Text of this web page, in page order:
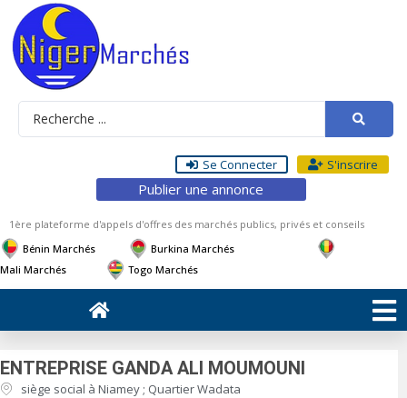
Se Connecter S'inscrire
Publier une annonce
1ère plateforme d'appels d'offres des marchés publics, privés et conseils
Bénin Marchés
Burkina Marchés
Mali Marchés
Togo Marchés
ENTREPRISE GANDA ALI MOUMOUNI
siège social à Niamey ; Quartier Wadata